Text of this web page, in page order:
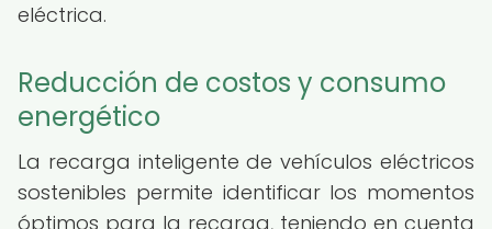
eléctrica.
Reducción de costos y consumo
energético
La recarga inteligente de vehículos eléctricos
sostenibles permite identificar los momentos
óptimos para la recarga, teniendo en cuenta